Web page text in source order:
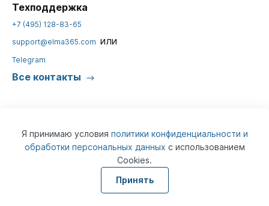
Я принимаю условия политики конфиденциальности и
обработки персональных данных с использованием
Cookies.
Принять
Техподдержка
+7 (495) 128-83-65
support@elma365.com или
Telegram
Все контакты
Информация на сайте предназначена для юридических лиц и не
является информацией, предназначенной для публичного
ознакомления потребителей.